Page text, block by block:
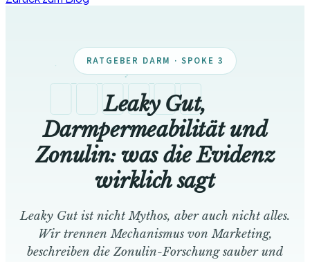
Tight Junctions
RATGEBER DARM · SPOKE 3
Leaky Gut,
Darmpermeabilität und
Zonulin: was die Evidenz
wirklich sagt
Leaky Gut ist nicht Mythos, aber auch nicht alles.
Wir trennen Mechanismus von Marketing,
beschreiben die Zonulin-Forschung sauber und